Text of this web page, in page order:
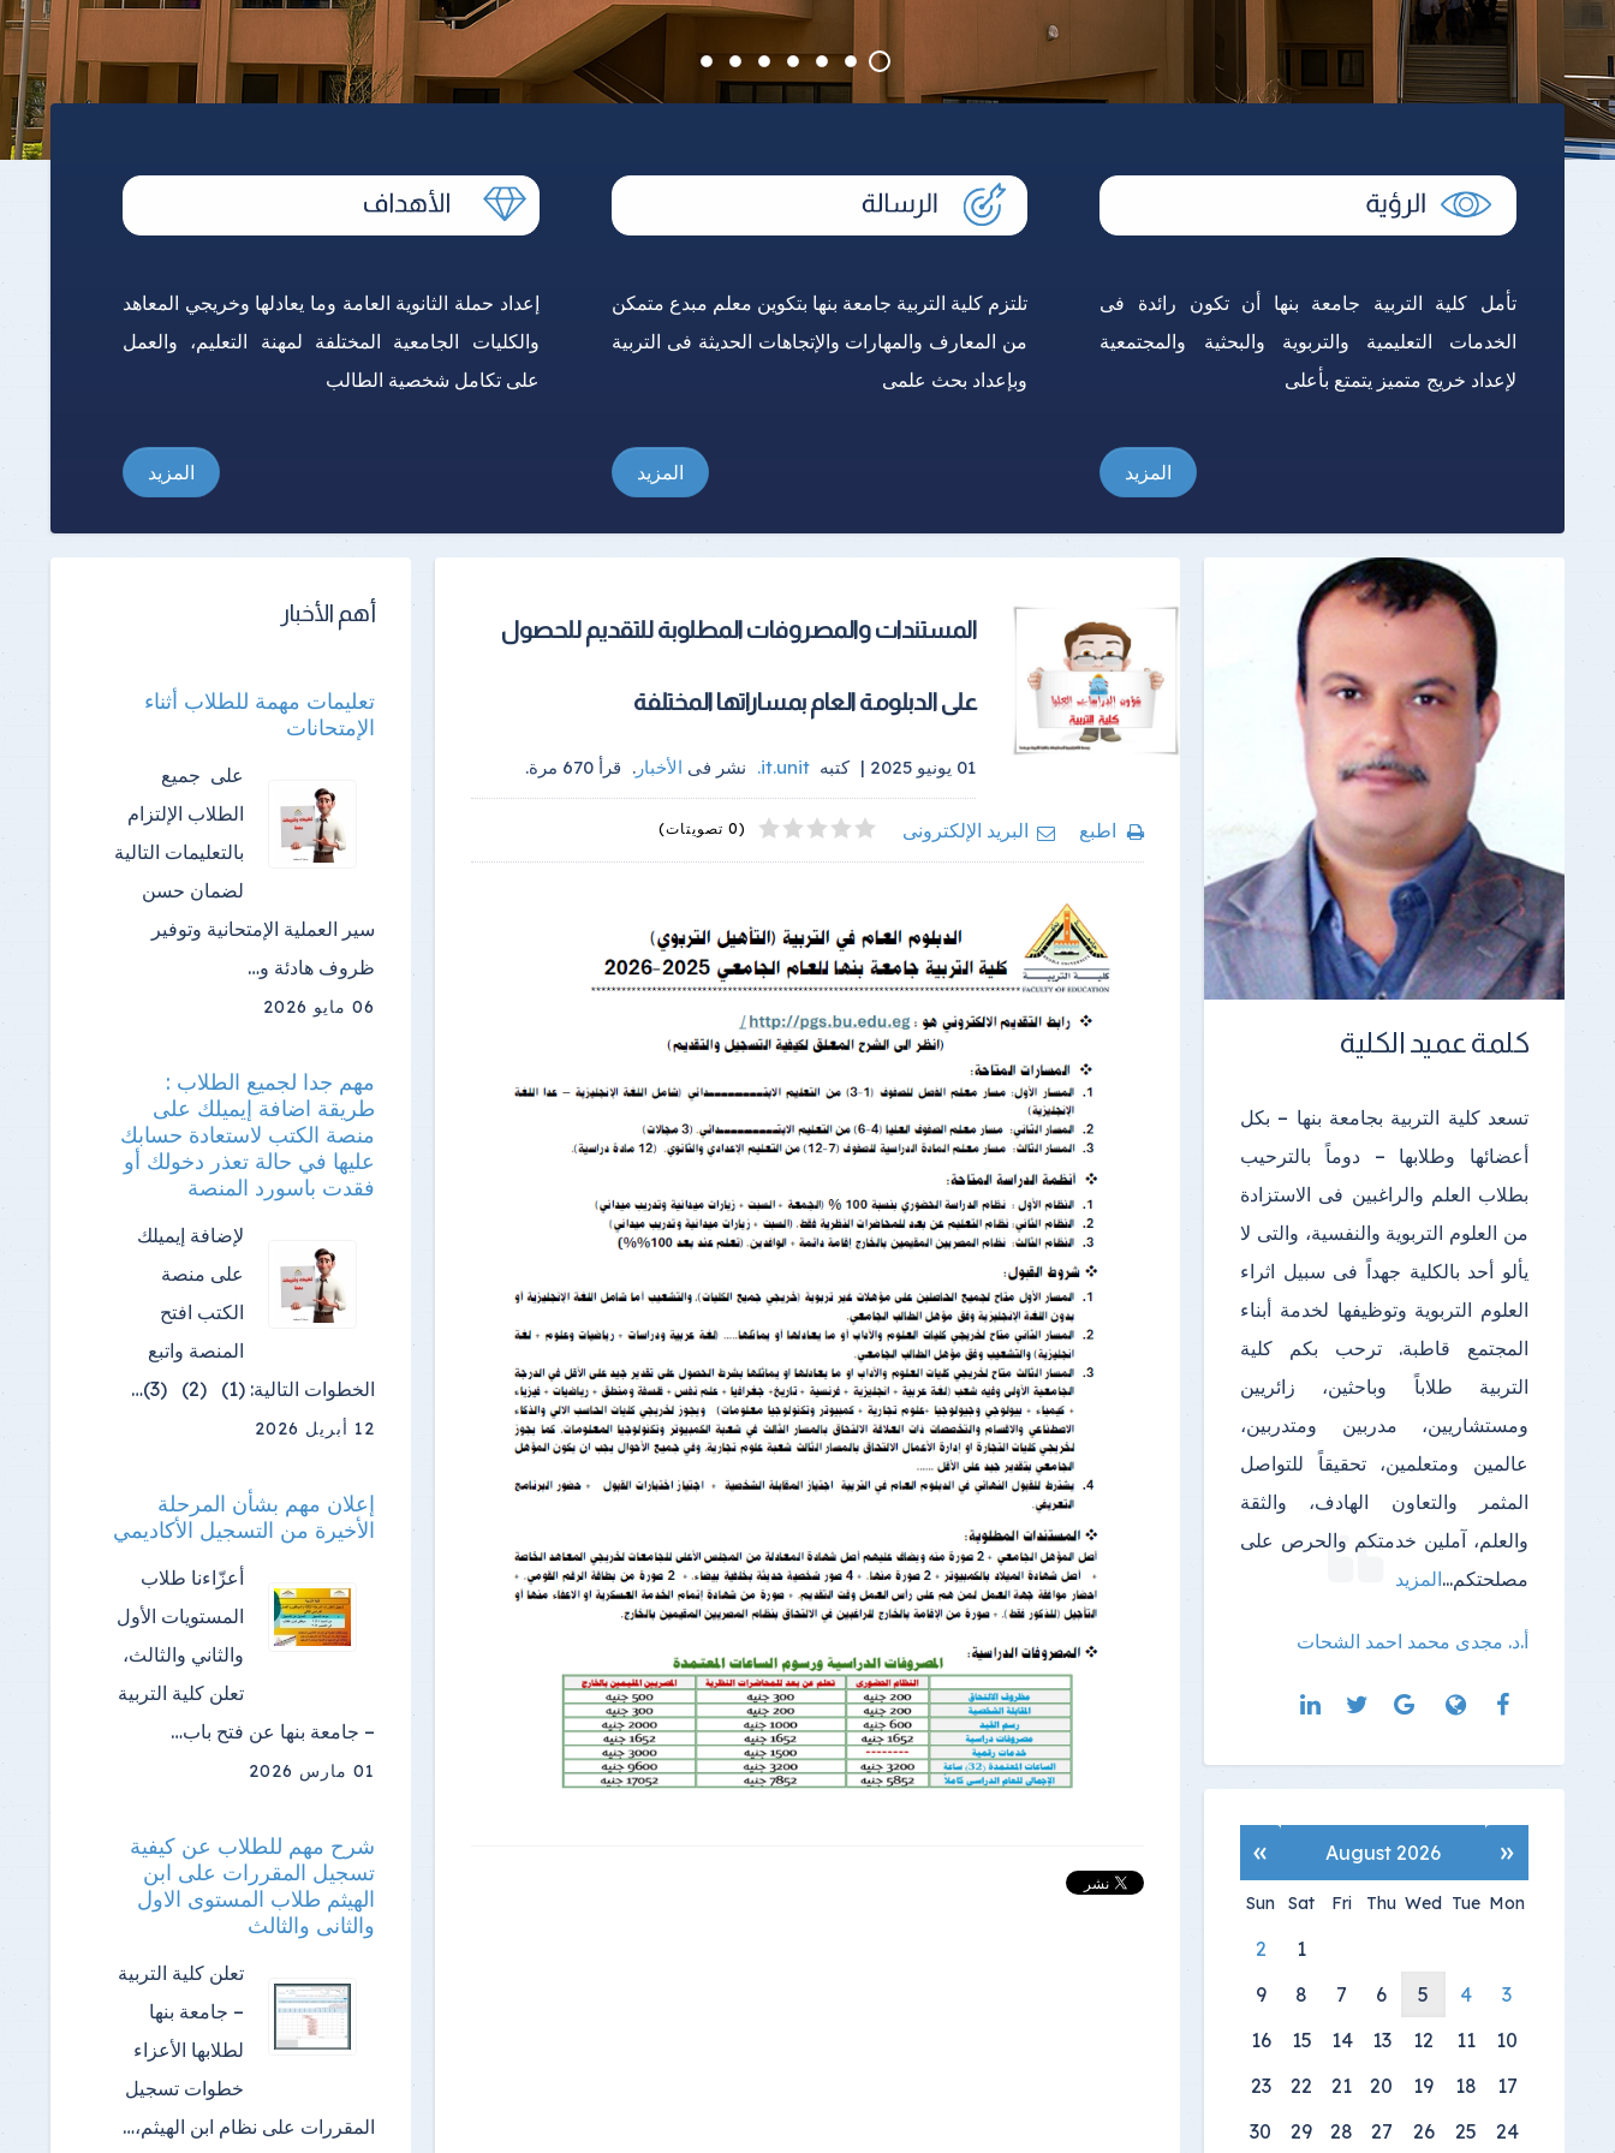
تأمل كلية التربية جامعة بنها أن تكون رائدة فى
الخدمات التعليمية والتربوية والبحثية والمجتمعية
لإعداد خريج متميز يتمتع بأعلى
المزيد
تلتزم كلية التربية جامعة بنها بتكوين معلم مبدع متمكن
من المعارف والمهارات والإتجاهات الحديثة فى التربية
وبإعداد بحث علمى
المزيد
إعداد حملة الثانوية العامة وما يعادلها وخريجي المعاهد
والكليات الجامعية المختلفة لمهنة التعليم، والعمل
على تكامل شخصية الطالب
المزيد
المستندات والمصروفات المطلوبة للتقديم للحصول
على الدبلومة العام بمساراتها المختلفة
01 يونيو 2025 | كتبه it.unit
. نشر فى الأخبار . قرأ 670 مرة.
اطبع البريد الإلكترونى 1
2
3
4
5 (0 تصويتات)
كلمة عميد الكلية
تسعد كلية التربية بجامعة بنها – بكل
أعضائها وطلابها – دوماً بالترحيب
بطلاب العلم والراغبين فى الاستزادة
من العلوم التربوية والنفسية، والتى لا
يألو أحد بالكلية جهداً فى سبيل اثراء
العلوم التربوية وتوظيفها لخدمة أبناء
المجتمع قاطبة. ترحب بكم كلية
التربية طلاباً وباحثين، زائريين
ومستشاريين، مدربين ومتدربين،
عالمين ومتعلمين، تحقيقاً للتواصل
المثمر والتعاون الهادف، والثقة
والعلم، آملين خدمتكم والحرص على
مصلحتكم...المزيد
أ.د. مجدى محمد احمد الشحات
«
August 2026
»
Mon
Tue
Wed
Thu
Fri
Sat
Sun
1
2
3
4
5
6
7
8
9
10
11
12
13
14
15
16
17
18
19
20
21
22
23
24
25
26
27
28
29
30
أهم الأخبار
تعليمات مهمة للطلاب أثناء
الإمتحانات
على جميع
الطلاب الإلتزام
بالتعليمات التالية
لضمان حسن
سير العملية الإمتحانية وتوفير
ظروف هادئة و…
06 مايو 2026
مهم جدا لجميع الطلاب :
طريقة اضافة إيميلك على
منصة الكتب لاستعادة حسابك
عليها في حالة تعذر دخولك أو
فقدت باسورد المنصة
لإضافة إيميلك
على منصة
الكتب افتح
المنصة واتبع
الخطوات التالية: (1) (2) (3)…
12 أبريل 2026
إعلان مهم بشأن المرحلة
الأخيرة من التسجيل الأكاديمي
أعزّاءنا طلاب
المستويات الأول
والثاني والثالث،
تعلن كلية التربية
– جامعة بنها عن فتح باب…
01 مارس 2026
شرح مهم للطلاب عن كيفية
تسجيل المقررات على ابن
الهيثم طلاب المستوى الاول
والثانى والثالث
تعلن كلية التربية
– جامعة بنها
لطلابها الأعزاء
خطوات تسجيل
المقررات على نظام ابن الهيثم،…